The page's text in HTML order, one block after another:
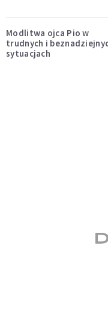
Modlitwa ojca Pio w
trudnych i
sytuacjach